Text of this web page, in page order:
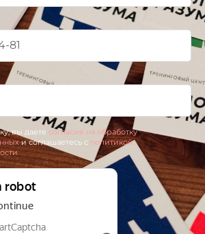
вы даете согласие на обработку
и соглашаетесь c политикой